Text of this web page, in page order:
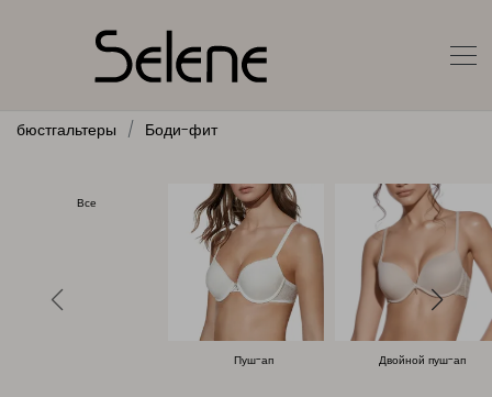
бюстгальтеры Боди-фит
Все
Пуш-ап Двойной пуш-ап